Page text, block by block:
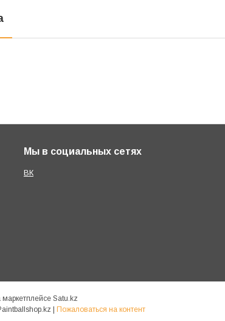
Мы в социальных сетях
ВК
Satu.kz
Пожаловаться на контент